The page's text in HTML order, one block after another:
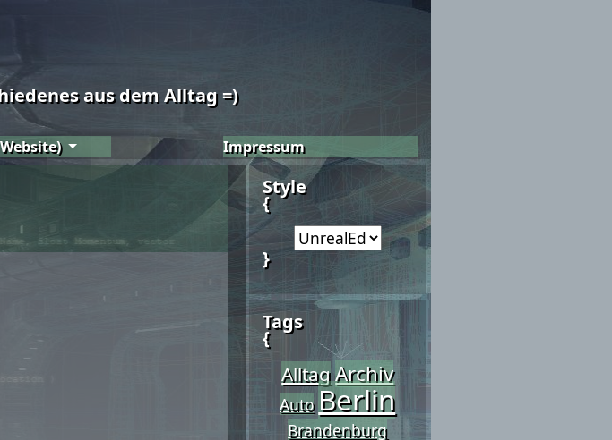
aus dem Alltag =)
Impressum
Style
{
}
Tags
{
AlltagArchiv
Auto Berlin
Brandenburg